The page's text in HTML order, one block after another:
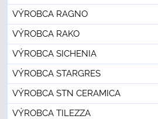
VÝROBCA RAGNO
VÝROBCA RAKO
VÝROBCA SICHENIA
VÝROBCA STARGRES
VÝROBCA STN CERAMICA
VÝROBCA TILEZZA